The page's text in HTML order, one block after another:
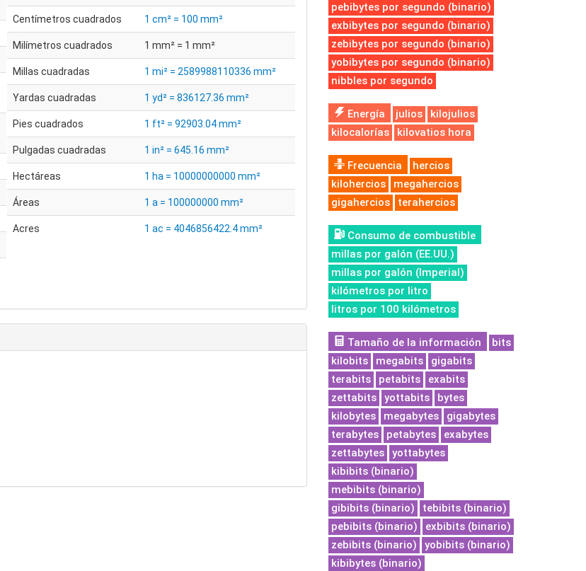
Centímetros cuadrados 1 cm² = 100 mm²
Milímetros cuadrados 1 mm² = 1 mm²
Millas cuadradas 1 mi² = 2589988110336 mm²
Yardas cuadradas 1 yd² = 836127.36 mm²
Pies cuadrados 1 ft² = 92903.04 mm²
Pulgadas cuadradas 1 in² = 645.16 mm²
Hectáreas 1 ha = 10000000000 mm²
Áreas 1 a = 100000000 mm²
Acres 1 ac = 4046856422.4 mm²
pebibytes por segundo (binario)
exbibytes por segundo (binario)
zebibytes por segundo (binario)
yobibytes por segundo (binario)
nibbles por segundo
Energía julios
kilojulios
kilocalorías
kilovatios hora
Frecuencia
hercios
kilohercios
megahercios
gigahercios
terahercios
Consumo de combustible
millas por galón (EE.UU.)
millas por galón (Imperial)
kilómetros por litro
litros por 100 kilómetros
Tamaño de la información
bits
kilobits
megabits
gigabits
terabits
petabits
exabits
zettabits
yottabits
bytes
kilobytes
megabytes
gigabytes
terabytes
petabytes
exabytes
zettabytes
yottabytes
kibibits (binario)
mebibits (binario)
gibibits (binario)
tebibits (binario)
pebibits (binario)
exbibits (binario)
zebibits (binario)
yobibits (binario)
kibibytes (binario)